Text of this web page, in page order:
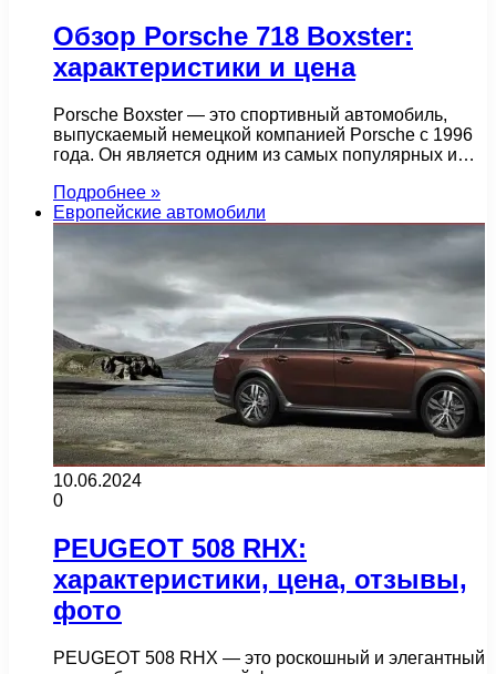
Обзор Porsche 718 Boxster:
характеристики и цена
Porsche Boxster — это спортивный автомобиль,
выпускаемый немецкой компанией Porsche с 1996
года. Он является одним из самых популярных и…
Подробнее »
Европейские автомобили
10.06.2024
0
PEUGEOT 508 RHX:
характеристики, цена, отзывы,
фото
PEUGEOT 508 RHX — это роскошный и элегантный